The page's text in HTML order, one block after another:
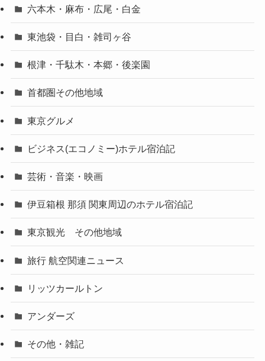
六本木・麻布・広尾・白金
東池袋・目白・雑司ヶ谷
根津・千駄木・本郷・後楽園
首都圏その他地域
東京グルメ
ビジネス(エコノミー)ホテル宿泊記
芸術・音楽・映画
伊豆箱根 那須 関東周辺のホテル宿泊記
東京観光 その他地域
旅行 航空関連ニュース
リッツカールトン
アンダーズ
その他・雑記